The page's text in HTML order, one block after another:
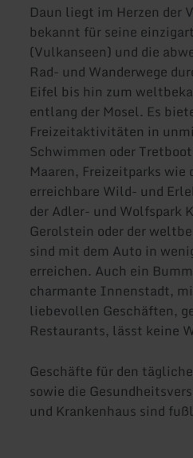
Daun liegt im Herzen der
bekannt für seine
(Vulkanseen) und die
Rad- und Wanderwege
Eifel bis hin zum
entlang der Mosel. Es
Freizeitaktivitäten in
Schwimmen oder
Maaren, Freizeitparks
erreichbare Wild- und
der Adler- und Wolfspark
Gerolstein oder der
sind mit dem Auto in
erreichen. Auch ein
charmante Innenstadt,
liebevollen Geschäften,
Restaurants, lässt keine
Geschäfte für den
sowie die
und Krankenhaus sind